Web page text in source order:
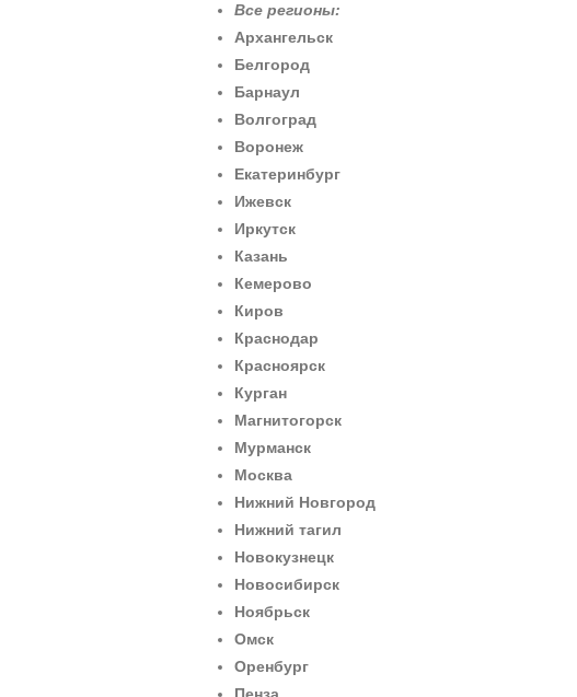
Все регионы:
Архангельск
Белгород
Барнаул
Волгоград
Воронеж
Екатеринбург
Ижевск
Иркутск
Казань
Кемерово
Киров
Краснодар
Красноярск
Курган
Магнитогорск
Мурманск
Москва
Нижний Новгород
Нижний тагил
Новокузнецк
Новосибирск
Ноябрьск
Омск
Оренбург